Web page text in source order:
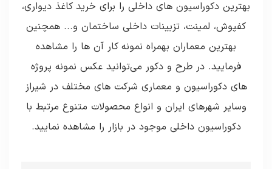
بهترین دکوراسیون های داخلی را برای خرید کاغذ دیواری،
کفپوش، لمینت، تزیینات داخلی ساختمان و... همچنین
بهترین معماران بهمراه نمونه کار آن ها را مشاهده
فرمایید. در طرح و دکور می‌توانید عکس نمونه پروژه
های دکوراسیون و معماری شرکت های مختلف در شیراز
وسایر شهرهای ایران و انواع محصولات متنوع مرتبط با
دکوراسیون داخلی موجود در بازار را مشاهده نمایید.